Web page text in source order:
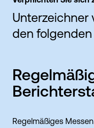
Unterzeichner
den
Regelmäßiges